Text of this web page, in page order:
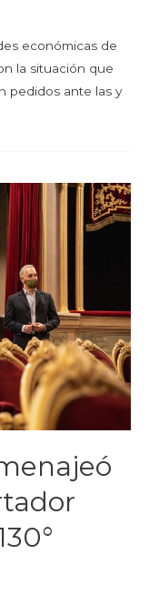
económicas de
la situación que
pedidos ante las y